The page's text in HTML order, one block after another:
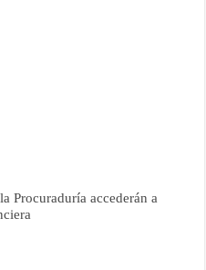
Procuraduría accederán a